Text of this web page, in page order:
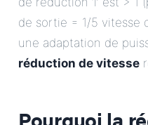
de sortie = 1/5 vitesse
une adaptation de
réduction de vitesse
Pourquoi la